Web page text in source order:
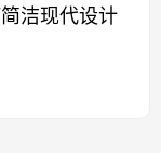
洁现代设计